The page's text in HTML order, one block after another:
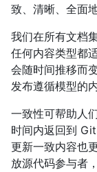
致、清晰、全面
我们在所有文档
任何内容类型都
会随时间推移而
发布遵循模型的内
一致性可帮助人
时间内返回到
更新一致内容也
放源代码参与者